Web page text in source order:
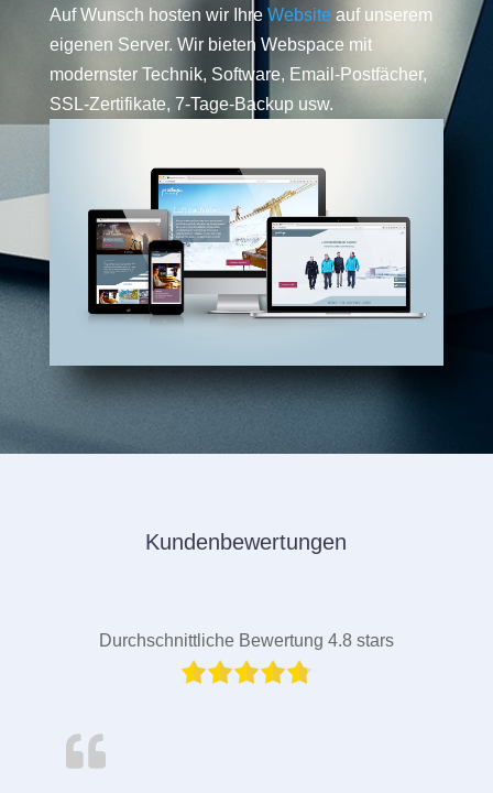
Auf Wunsch hosten wir Ihre Website auf unserem
eigenen Server. Wir bieten Webspace mit
modernster Technik, Software, Email-Postfächer,
SSL-Zertifikate, 7-Tage-Backup usw.
Kundenbewertungen
Durchschnittliche Bewertung 4.8 stars